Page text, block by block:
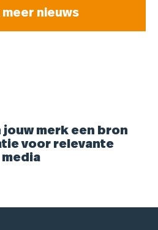
meer nieuws
jouw merk een bron
voor relevante
media